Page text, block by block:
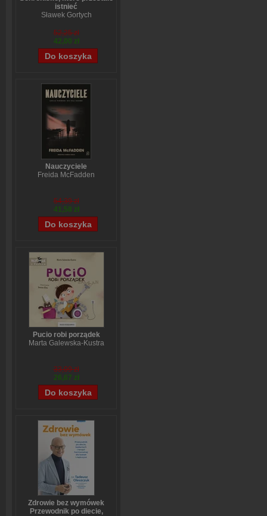
istnieć
Sławek Gortych
52,25 zł
42,00 zł
Nauczyciele
Freida McFadden
54,39 zł
41,58 zł
Pucio robi porządek
Marta Galewska-Kustra
33,09 zł
26,67 zł
Zdrowie bez wymówek
Przewodnik po diecie,